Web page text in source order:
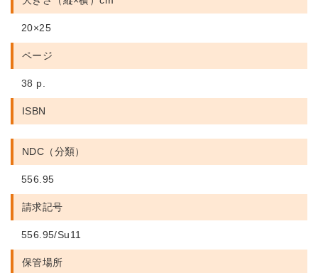
20×25
ページ
38 p.
ISBN
NDC（分類）
556.95
請求記号
556.95/Su11
保管場所